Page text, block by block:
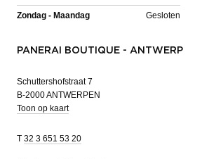
Zondag - Maandag Gesloten
PANERAI BOUTIQUE - ANTWERP
Schuttershofstraat 7
B-2000 ANTWERPEN
Toon op kaart
T 32 3 651 53 20